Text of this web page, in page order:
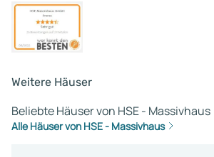
Kundenbewertungen findet und
wie der Umgang mit Kritik von
HSE und dessen
wird.
Weitere Häuser
Beliebte Häuser von HSE - Massivhaus
Alle Häuser von HSE - Massivhaus